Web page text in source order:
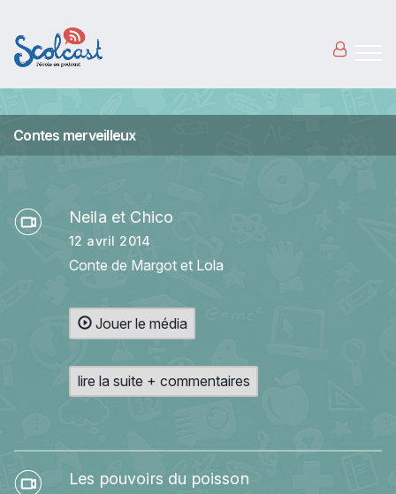
Contes merveilleux
Neila et Chico
12 avril 2014
Conte de Margot et Lola
Jouer le média
lire la suite + commentaires
Les pouvoirs du poisson